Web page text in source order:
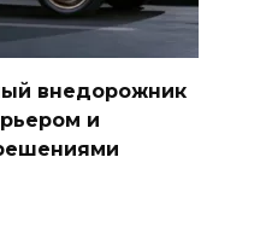
внедорожник
и